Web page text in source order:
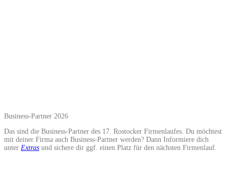
Business-Partner 2026
Das sind die Business-Partner des 17. Rostocker Firmenlaufes. Du möchtest
mit deiner Firma auch Business-Partner werden? Dann Informiere dich
unter Extras und sichere dir ggf. einen Platz für den nächsten Firmenlauf.